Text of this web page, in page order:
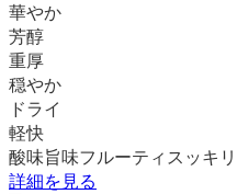
華やか
芳醇
重厚
穏やか
ドライ
軽快
酸味旨味フルーティ スッキリ
詳細を見る